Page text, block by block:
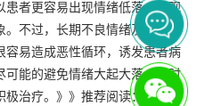
患者更容易出现情绪低落、悲观
不过，长期不良情绪及心理对
容易造成恶性循环，诱发患者病
可能的避免情绪大起大落，及时
治疗。》》推荐阅读：